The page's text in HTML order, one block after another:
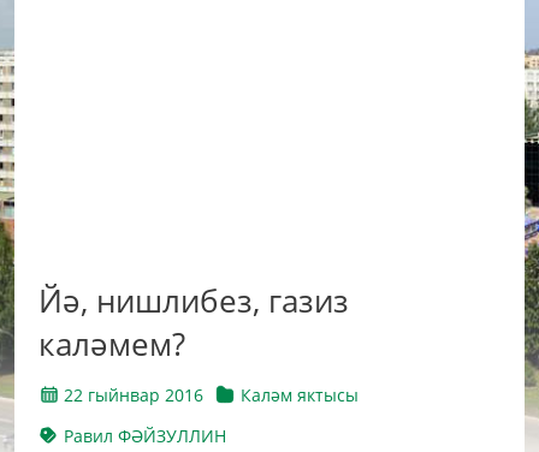
Йә, нишлибез, газиз
каләмем?
22 гыйнвар 2016
Каләм яктысы
Равил ФӘЙЗУЛЛИН